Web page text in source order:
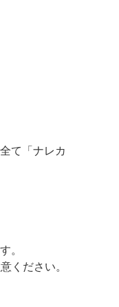
て「ナレカ
。
ください。